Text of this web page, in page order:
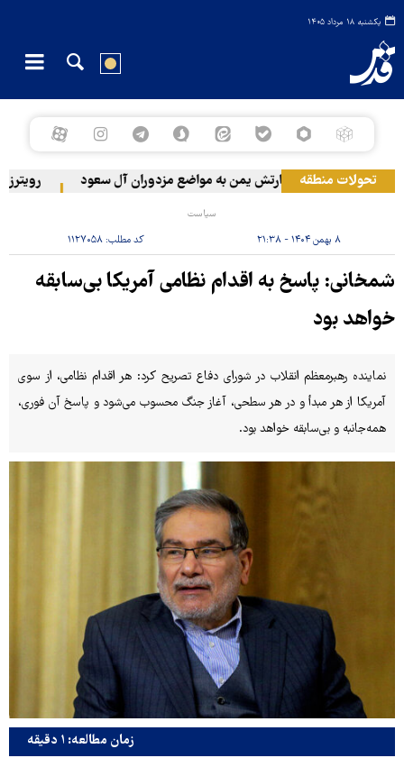
یکشنبه ۱۸ مرداد ۱۴۰۵
تحولات منطقهحمله ارتش یمن به مواضع مزدوران آل سعود رویترز: عربستان ۸۶ درصد از موشک‌های
سیاست
۸ بهمن ۱۴۰۴ - ۲۱:۳۸ کد مطلب:۱۱۲۷۰۵۸
شمخانی: پاسخ به اقدام نظامی آمریکا بی‌سابقه
خواهد بود
نماینده رهبرمعظم انقلاب در شورای دفاع تصریح کرد: هر اقدام نظامی، از سوی
آمریکا از هر مبدأ و در هر سطحی، ‎آغاز جنگ محسوب می‌شود و پاسخ آن فوری،
زمان مطالعه: ۱ دقیقه